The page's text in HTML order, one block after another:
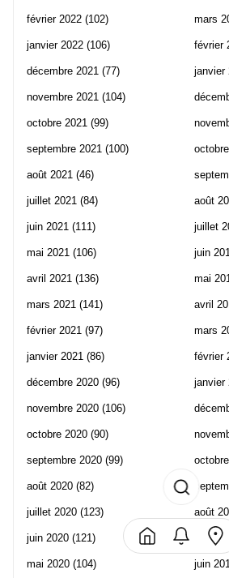
février 2022 (102)
janvier 2022 (106)
décembre 2021 (77)
novembre 2021 (104)
octobre 2021 (99)
septembre 2021 (100)
août 2021 (46)
juillet 2021 (84)
juin 2021 (111)
mai 2021 (106)
avril 2021 (136)
mars 2021 (141)
février 2021 (97)
janvier 2021 (86)
décembre 2020 (96)
novembre 2020 (106)
octobre 2020 (90)
septembre 2020 (99)
août 2020 (82)
juillet 2020 (123)
juin 2020 (121)
mai 2020 (104)
mars
février
janvier
août
juillet
juin
mai
avril
mars
février
janvier
août
juillet
juin